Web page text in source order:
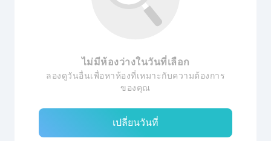
ไม่มีห้องว่างในวันที่เลือก
ลองดูวันอื่นเพื่อหาห้องที่เหมาะกับความต้องการ
ของคุณ
เปลี่ยนวันที่